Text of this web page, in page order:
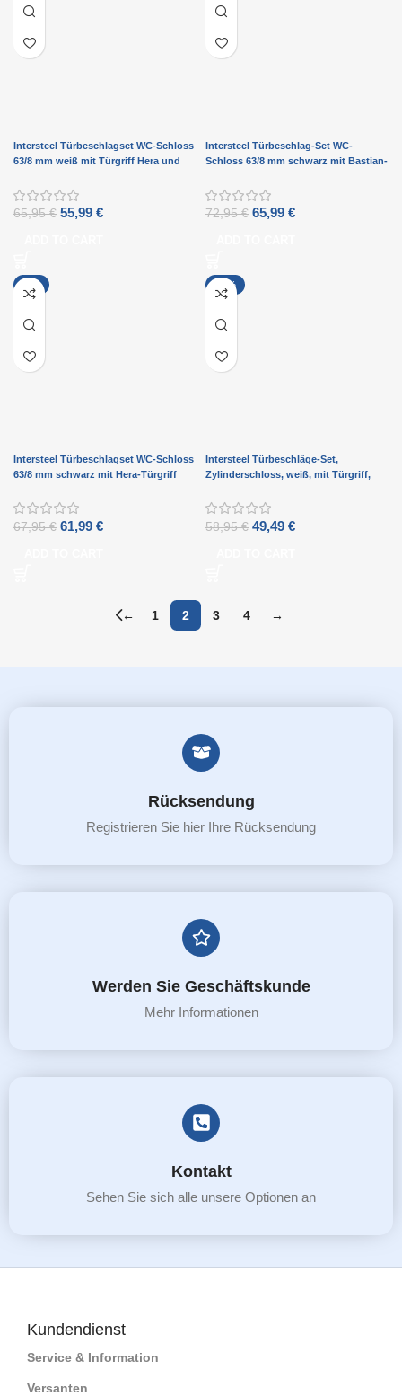
Intersteel Türbeschlagset WC-Schloss
63/8 mm weiß mit Türgriff Hera und
65,95€ 55,99 €
Intersteel Türbeschlag-Set WC-
Schloss 63/8 mm schwarz mit Bastian-
Anthrazitgrau
72,95€ 65,99 €
-9%
Intersteel Türbeschlagset WC-Schloss
63/8 mm schwarz mit Hera-Türgriff
67,95€ 61,99 €
-16%
Intersteel Türbeschläge-Set,
Zylinderschloss, weiß, mit Türgriff,
58,95€ 49,49 €
← 1 2 3 4 →
Rücksendung
Registrieren Sie hier Ihre Rücksendung
Werden Sie Geschäftskunde
Mehr Informationen
Kontakt
Sehen Sie sich alle unsere Optionen an
Kundendienst
Service & Information
Versanten